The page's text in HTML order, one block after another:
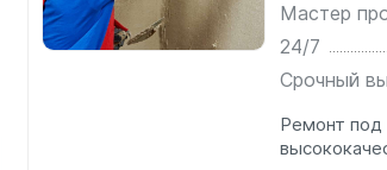
Мастер
24/7
Срочный
Ремонт под